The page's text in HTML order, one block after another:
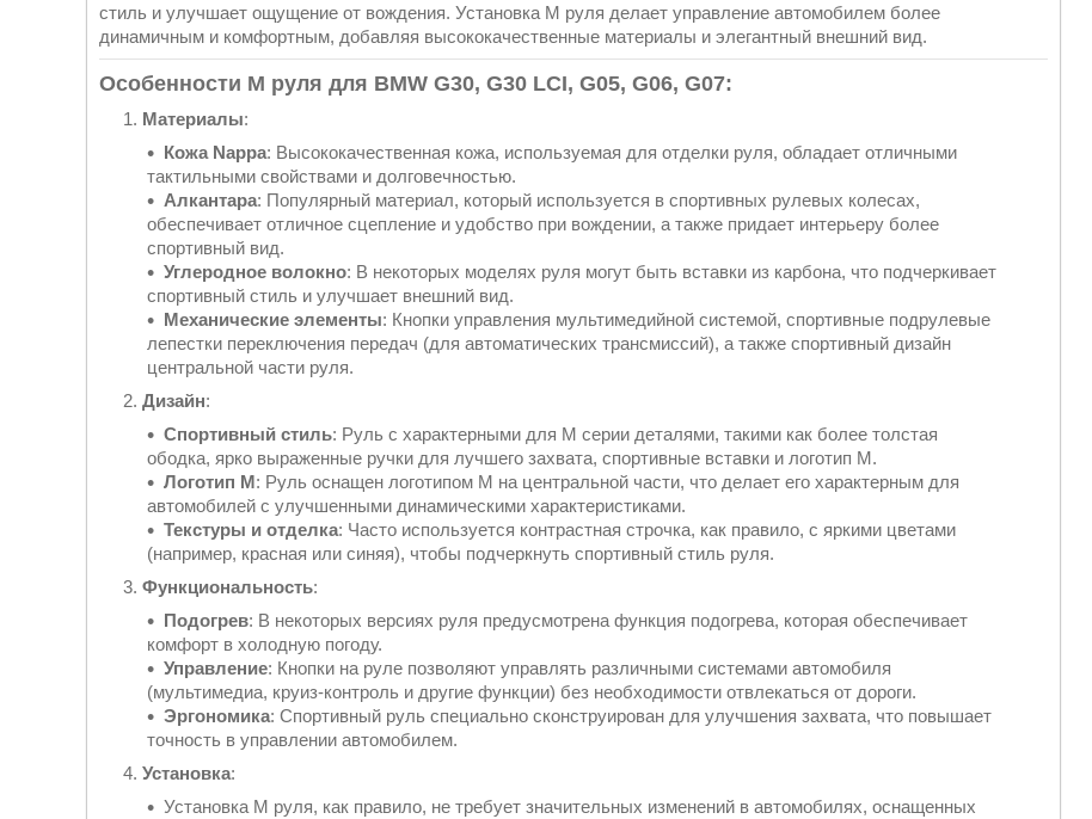
стиль и улучшает ощущение от вождения. Установка M руля делает управление автомобилем более
динамичным и комфортным, добавляя высококачественные материалы и элегантный внешний вид.
Особенности M руля для BMW G30, G30 LCI, G05, G06, G07:
Материалы:
Кожа Nappa: Высококачественная кожа, используемая для отделки руля, обладает отличными
тактильными свойствами и долговечностью.
Алкантара: Популярный материал, который используется в спортивных рулевых колесах,
обеспечивает отличное сцепление и удобство при вождении, а также придает интерьеру более
спортивный вид.
Углеродное волокно: В некоторых моделях руля могут быть вставки из карбона, что подчеркивает
спортивный стиль и улучшает внешний вид.
Механические элементы: Кнопки управления мультимедийной системой, спортивные подрулевые
лепестки переключения передач (для автоматических трансмиссий), а также спортивный дизайн
центральной части руля.
Дизайн:
Спортивный стиль: Руль с характерными для M серии деталями, такими как более толстая
ободка, ярко выраженные ручки для лучшего захвата, спортивные вставки и логотип M.
Логотип M: Руль оснащен логотипом M на центральной части, что делает его характерным для
автомобилей с улучшенными динамическими характеристиками.
Текстуры и отделка: Часто используется контрастная строчка, как правило, с яркими цветами
(например, красная или синяя), чтобы подчеркнуть спортивный стиль руля.
Функциональность:
Подогрев: В некоторых версиях руля предусмотрена функция подогрева, которая обеспечивает
комфорт в холодную погоду.
Управление: Кнопки на руле позволяют управлять различными системами автомобиля
(мультимедиа, круиз-контроль и другие функции) без необходимости отвлекаться от дороги.
Эргономика: Спортивный руль специально сконструирован для улучшения захвата, что повышает
точность в управлении автомобилем.
Установка:
Установка M руля, как правило, не требует значительных изменений в автомобилях, оснащенных